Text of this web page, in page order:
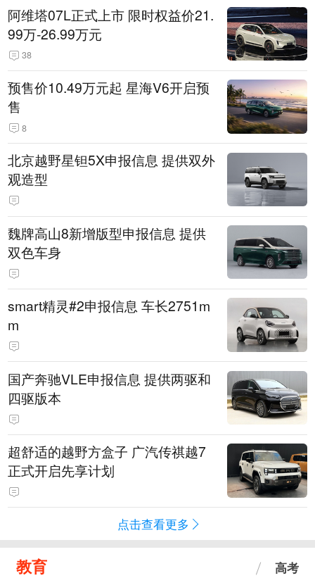
阿维塔07L正式上市 限时权益价21.
99万-26.99万元
38
预售价10.49万元起 星海V6开启预
售
8
北京越野星钽5X申报信息 提供双外
观造型
魏牌高山8新增版型申报信息 提供
双色车身
smart精灵#2申报信息 车长2751m
m
国产奔驰VLE申报信息 提供两驱和
四驱版本
超舒适的越野方盒子 广汽传祺越7
正式开启先享计划
点击查看更多
教育 高考